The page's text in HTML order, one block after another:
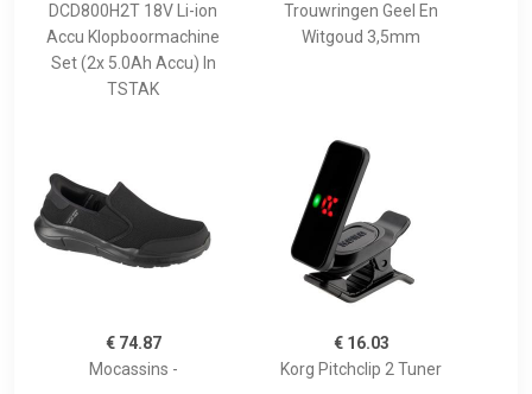
DCD800H2T 18V Li-ion
Accu Klopboormachine
Set (2x 5.0Ah Accu) In
TSTAK
Trouwringen Geel En
Witgoud 3,5mm
€ 74.87
Mocassins -
€ 16.03
Korg Pitchclip 2 Tuner